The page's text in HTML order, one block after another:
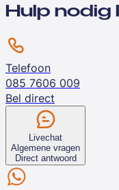
Hulp nodig
Telefoon
085 7606 009
Bel direct
Livechat
Algemene vragen
Direct antwoord